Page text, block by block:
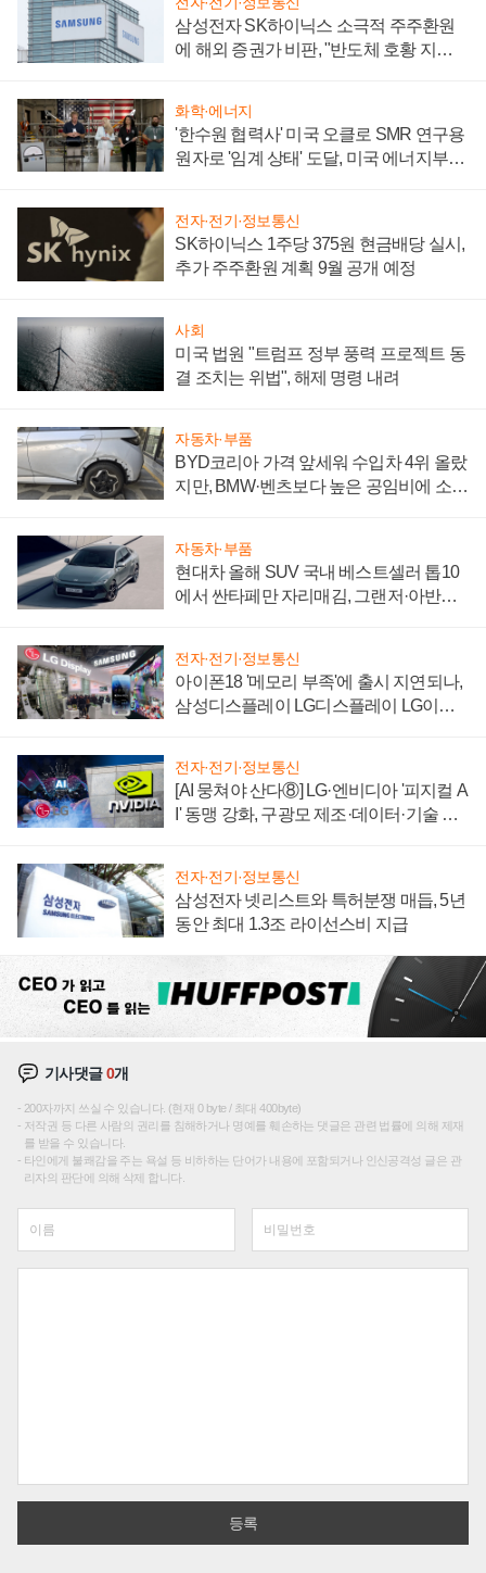
삼성전자 SK하이닉스 소극적 주주환원
에 해외 증권가 비판, "반도체 호황 지속
화학·에너지
'한수원 협력사' 미국 오클로 SMR 연구용
원자로 '임계 상태' 도달, 미국 에너지부
전자·전기·정보통신
SK하이닉스 1주당 375원 현금배당 실시,
추가 주주환원 계획 9월 공개 예정
사회
미국 법원 "트럼프 정부 풍력 프로젝트 동
결 조치는 위법", 해제 명령 내려
자동차·부품
BYD코리아 가격 앞세워 수입차 4위 올랐
지만, BMW·벤츠보다 높은 공임비에 소비
자동차·부품
현대차 올해 SUV 국내 베스트셀러 톱10
에서 싼타페만 자리매김, 그랜저·아반떼
전자·전기·정보통신
아이폰18 '메모리 부족'에 출시 지연되나,
삼성디스플레이 LG디스플레이 LG이노
전자·전기·정보통신
[AI 뭉쳐야 산다⑧] LG·엔비디아 '피지컬 A
I' 동맹 강화, 구광모 제조·데이터·기술 결
전자·전기·정보통신
삼성전자 넷리스트와 특허분쟁 매듭, 5년
동안 최대 1.3조 라이선스비 지급
기사댓글0개
200자까지 쓰실 수 있습니다. (현재 0 byte / 최대 400byte)
저작권 등 다른 사람의 권리를 침해하거나 명예를 훼손하는 댓글은 관련 법률에 의해 제재
를 받을 수 있습니다.
타인에게 불쾌감을 주는 욕설 등 비하하는 단어가 내용에 포함되거나 인신공격성 글은 관
리자의 판단에 의해 삭제 합니다.